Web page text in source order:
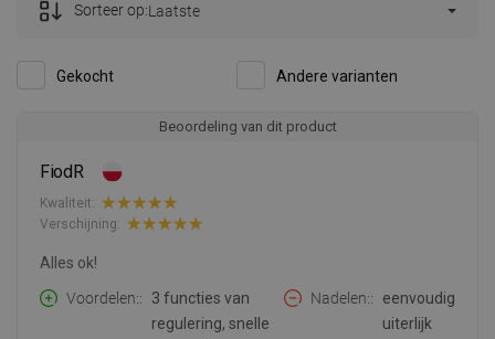
Gekocht Andere varianten
Sorteer op:Laatste
Beoordeling van dit product
FiodR
Kwaliteit:
Verschijning:
Alles ok!
Voordelen:
3 functies van
regulering, snelle
Nadelen:
eenvoudig
uiterlijk